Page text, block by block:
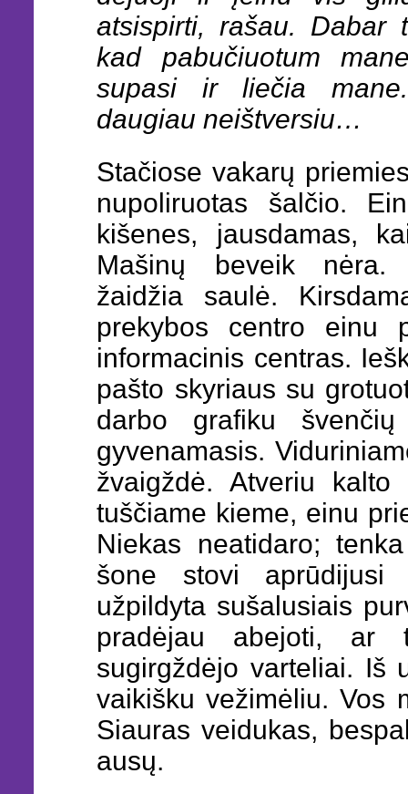
atsispirti, rašau. Dabar
kad pabučiuotum
supasi ir liečia
daugiau neištversiu…
Stačiose vakarų
nupoliruotas šalčio.
kišenes, jausdamas,
Mašinų beveik nėra.
žaidžia saulė.
prekybos centro
informacinis centras.
pašto skyriaus su
darbo grafiku
gyvenamasis.
žvaigždė. Atveriu
tuščiame kieme, einu
Niekas neatidaro;
šone stovi
užpildyta sušalusiais
pradėjau abejoti,
sugirgždėjo varteliai. Iš
vaikišku vežimėliu. Vos
Siauras veidukas,
ausų.